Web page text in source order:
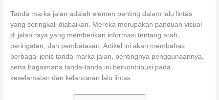
Tanda marka jalan adalah elemen penting dalam lalu lintas
yang seringkali diabaikan. Mereka merupakan panduan visual
di jalan raya yang memberikan informasi tentang arah,
peringatan, dan pembatasan. Artikel ini akan membahas
berbagai jenis tanda marka jalan, pentingnya penggunaannya,
serta bagaimana tanda-tanda ini berkontribusi pada
keselamatan dan kelancaran lalu lintas.